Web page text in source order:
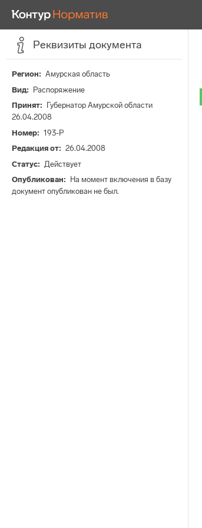
Реквизиты документа
Регион
Амурская область
Вид
Распоряжение
Принят
Губернатор Амурской области
26.04.2008
Номер
193-Р
Редакция от
26.04.2008
Статус
Действует
Опубликован
На момент включения в базу
документ опубликован не был.